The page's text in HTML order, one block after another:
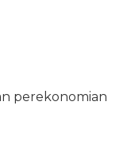
perekonomian